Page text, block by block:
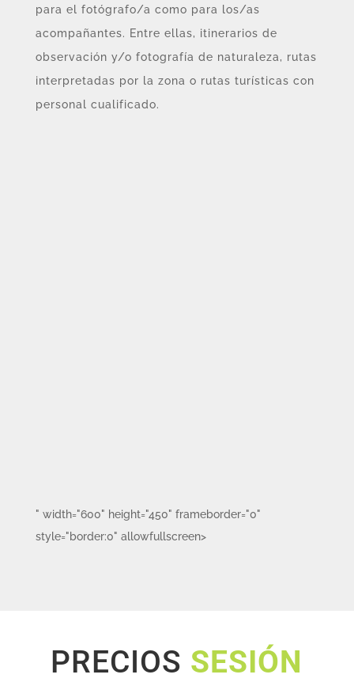
para el fotógrafo/a como para los/as
acompañantes. Entre ellas, itinerarios de
observación y/o fotografía de naturaleza, rutas
interpretadas por la zona o rutas turísticas con
personal cualificado.
" width="600" height="450" frameborder="0"
style="border:0" allowfullscreen>
PRECIOS SESIÓN